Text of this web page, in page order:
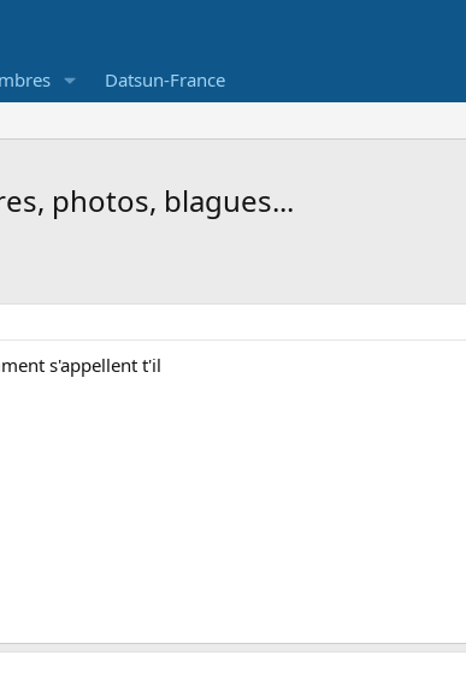
Datsun-France
photos, blagues...
s'appellent t'il